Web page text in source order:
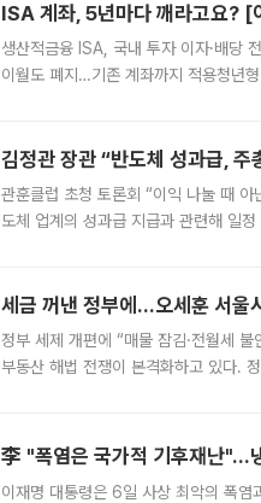
ISA 계좌, 5년마다 깨라고요? [
생산적금융 ISA, 국내 투자 이자·배당
이월도 폐지…기존 계좌까지 적용청년
김정관 장관 “반도체 성과급,
관훈클럽 초청 토론회 “이익 나눌 때
도체 업계의 성과급 지급과 관련해 일
세금 꺼낸 정부에…오세훈 서울
정부 세제 개편에 “매물 잠김·전월세
부동산 해법 전쟁이 본격화하고 있다.
李 "폭염은 국가적 기후재난"…
이재명 대통령은 6일 사상 최악의 폭염